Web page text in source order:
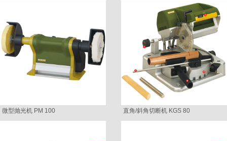
微型抛光机 PM 100 直角/斜角切断机 KGS 80